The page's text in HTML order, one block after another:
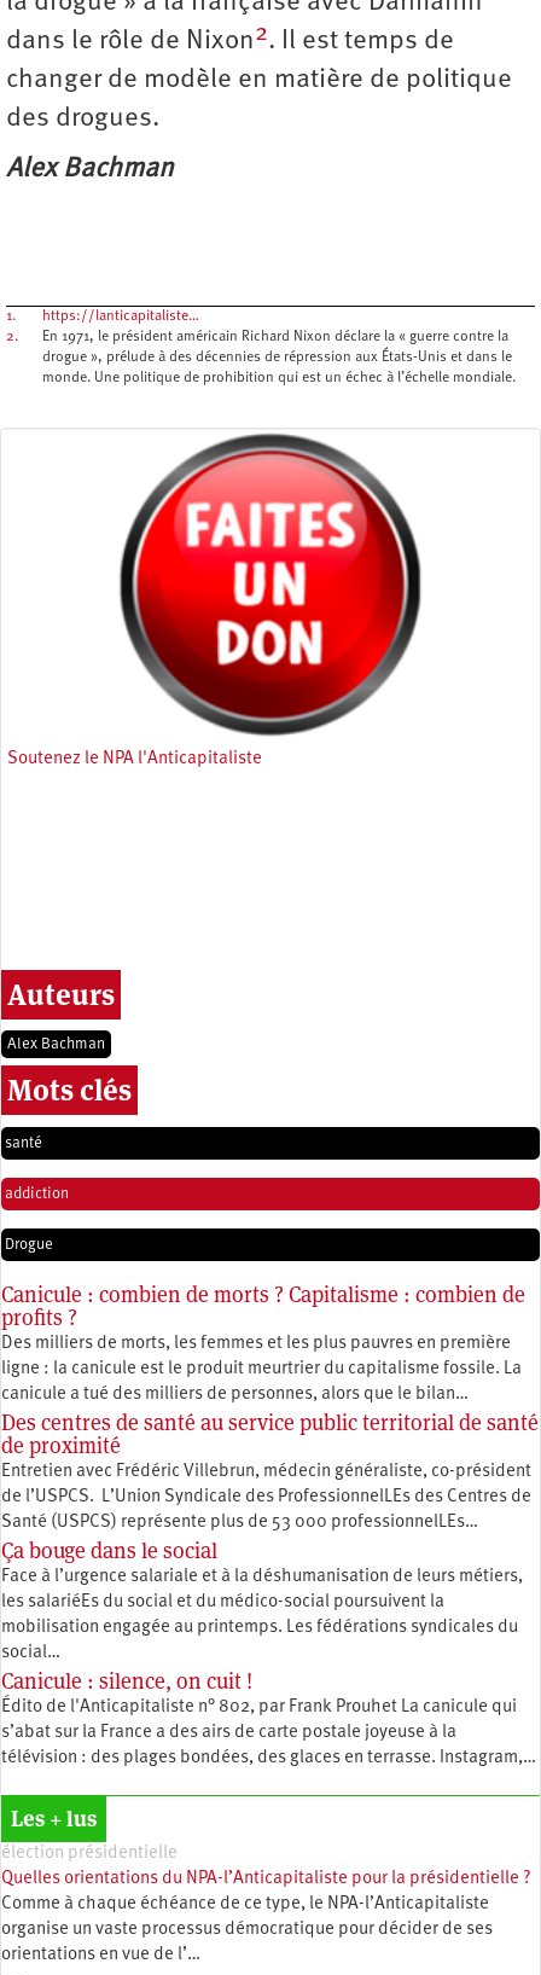
dans le rôle de Nixon2. Il est temps de
changer de modèle en matière de politique
des drogues.
Alex Bachman
1.
https://lanticapitaliste…
2.
En 1971, le président américain Richard Nixon déclare la « guerre contre la
drogue », prélude à des décennies de répression aux États-Unis et dans le
monde. Une politique de prohibition qui est un échec à l’échelle mondiale.
Soutenez le NPA l'Anticapitaliste
Auteurs
Alex Bachman
Mots clés
santé
addiction
Drogue
Canicule : combien de morts ? Capitalisme : combien de
profits ?
Des milliers de morts, les femmes et les plus pauvres en première
ligne : la canicule est le produit meurtrier du capitalisme fossile. La
canicule a tué des milliers de personnes, alors que le bilan…
Des centres de santé au service public territorial de santé
de proximité
Entretien avec Frédéric Villebrun, médecin généraliste, co-président
de l’USPCS. L’Union Syndicale des ProfessionnelLEs des Centres de
Santé (USPCS) représente plus de 53 000 professionnelLEs…
Ça bouge dans le social
Face à l’urgence salariale et à la déshumanisation de leurs métiers,
les salariéEs du social et du médico-social poursuivent la
mobilisation engagée au printemps. Les fédérations syndicales du
social…
Canicule : silence, on cuit !
Édito de l'Anticapitaliste n° 802, par Frank Prouhet La canicule qui
s’abat sur la France a des airs de carte postale joyeuse à la
télévision : des plages bondées, des glaces en terrasse. Instagram,…
Les + lus
élection présidentielle
Quelles orientations du NPA-l’Anticapitaliste pour la présidentielle ?
Comme à chaque échéance de ce type, le NPA-l’Anticapitaliste
organise un vaste processus démocratique pour décider de ses
orientations en vue de l’…